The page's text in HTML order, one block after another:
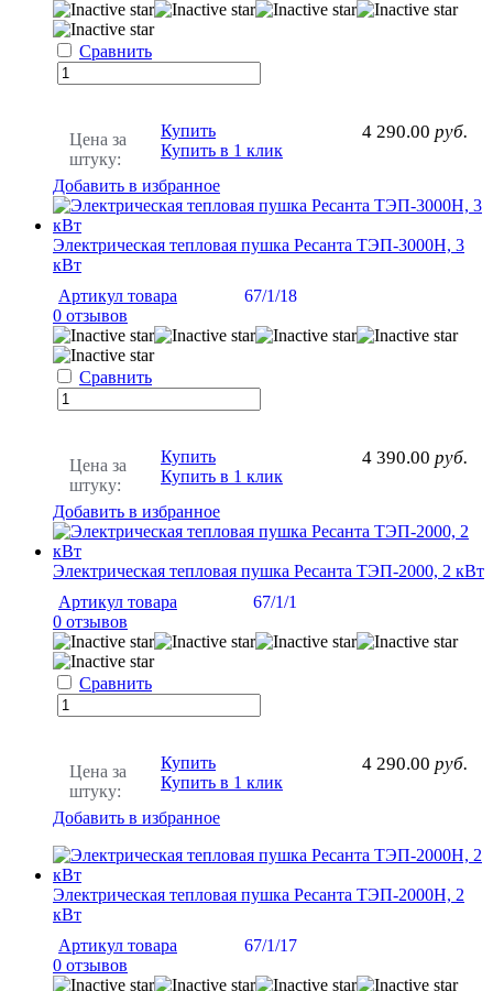
Сравнить
Цена за
штуку:
4 290.00 руб.
Купить
Купить в 1 клик
Добавить в избранное
Электрическая тепловая пушка Ресанта ТЭП-3000Н, 3
кВт
Артикул товара
67/1/18
0 отзывов
Сравнить
Цена за
штуку:
4 390.00 руб.
Купить
Купить в 1 клик
Добавить в избранное
Электрическая тепловая пушка Ресанта ТЭП-2000, 2 кВт
Артикул товара
67/1/1
0 отзывов
Сравнить
Цена за
штуку:
4 290.00 руб.
Купить
Купить в 1 клик
Добавить в избранное
Электрическая тепловая пушка Ресанта ТЭП-2000Н, 2
кВт
Артикул товара
67/1/17
0 отзывов